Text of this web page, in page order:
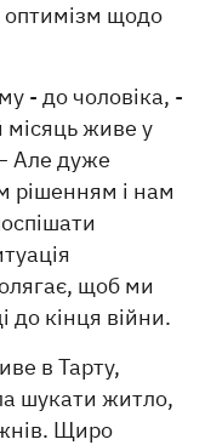
оптимізм щодо
- до чоловіка, -
місяць живе у
– Але дуже
рішенням і нам
щоб ми
до кінця війни.
в Тарту,
шукати житло,
Щиро